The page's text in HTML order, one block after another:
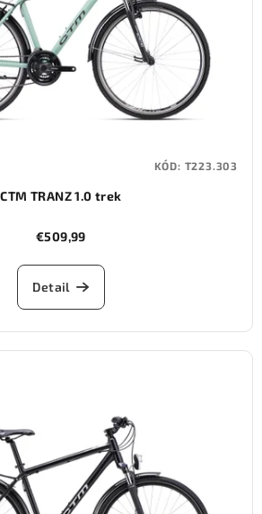
CTM TRANZ 1.0 trek
€509,99
Detail
KÓD: T223.303